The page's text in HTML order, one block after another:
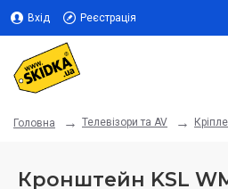
Вхід Реєстрація
Головна Телевізори та AV
Кронштейн KSL